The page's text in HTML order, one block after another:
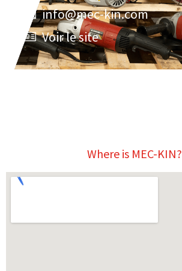
info@mec-kin.com
Voir le site
Where is MEC-KIN?